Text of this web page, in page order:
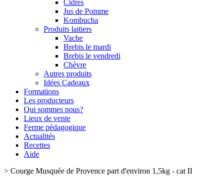
Cidres
Jus de Pomme
Kombucha
Produits laitiers
Vache
Brebis le mardi
Brebis le vendredi
Chèvre
Autres produits
Idées Cadeaux
Formations
Les producteurs
Qui sommes nous?
Lieux de vente
Ferme pédagogique
Actualités
Recettes
Aide
> Courge Musquée de Provence part d'environ 1,5kg - cat II